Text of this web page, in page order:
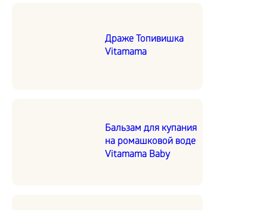
Драже Топивишка
Vitamama
Бальзам для купания
на ромашковой воде
Vitamama Baby